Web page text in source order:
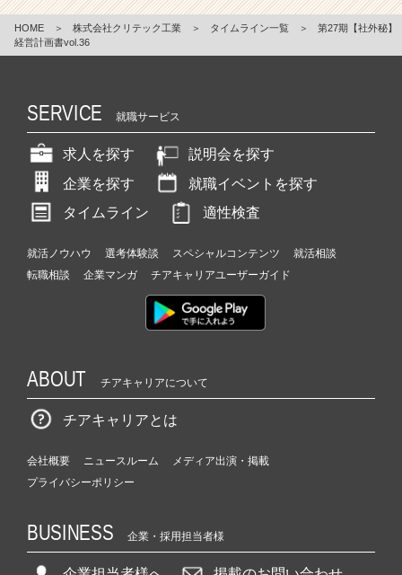
HOME ＞ 株式会社クリテック工業 ＞ タイムライン一覧 ＞
第27期【社外秘】
経営計画書vol.36
SERVICE 就職サービス
求人を探す
説明会を探す
企業を探す
就職イベントを探す
タイムライン
適性検査
就活ノウハウ 選考体験談 スペシャルコンテンツ
就活相談
転職相談
企業マンガ チアキャリアユーザーガイド
ABOUT チアキャリアについて
チアキャリアとは
会社概要 ニュースルーム
メディア出演・掲載
プライバシーポリシー
BUSINESS 企業・採用担当者様